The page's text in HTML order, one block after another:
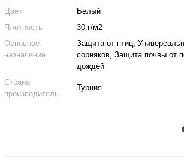
Цвет
Белый
Плотность
30 г/м2
Основное
назначение
Защита от птиц,
сорняков, Защита почвы от
дождей
Страна
производитель
Турция